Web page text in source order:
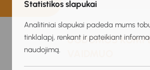
Statistikos slapukai
Analitiniai slapukai padeda mums
tinklalapį, renkant ir pateikiant
naudojimą.
UGDOMOS